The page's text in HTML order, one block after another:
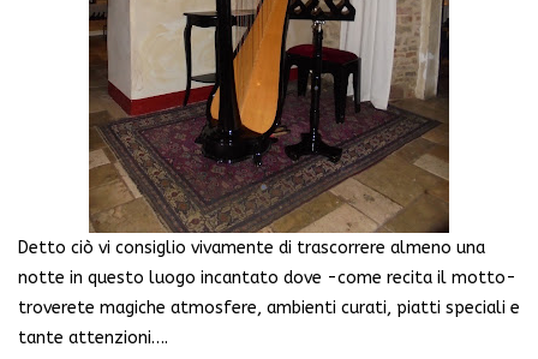
Detto ciò vi consiglio vivamente di trascorrere almeno una
notte in questo luogo incantato dove -come recita il motto-
troverete magiche atmosfere, ambienti curati, piatti speciali e
tante attenzioni….